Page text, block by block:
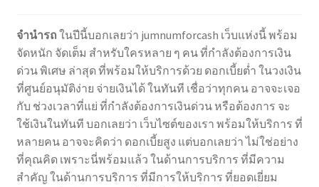
จำนำรถ ในปีนี้บอกเลยว่า jumnumforcash เว็บแห่งนี้ พร้อม
จัดหนัก จัดเต็ม สำหรับใครหลาย ๆ คน ที่กำลังต้องการเงิน
ด่วน พิเศษ ล่าสุด ที่พร้อมให้บริการด้วย ดอกเบี้ยต่ำ ในวงเงิน
ที่ศูนย์อนุมัติง่าย จ่ายเงินได้ ในทันที เชื่อว่าทุกคน อาจจะเจอ
กับ ช่วงเวลาที่แย่ ที่กำลังต้องการเงินด่วน หรือต้องการ จะ
ใช้เงินในทันที บอกเลยว่า เว็บไซต์ของเรา พร้อมให้บริการ ที่
หลายคน อาจจะคิดว่า ดอกเบี้ยสูง แต่บอกเลยว่า ไม่ใช่อย่าง
ที่คุณคิด เพราะนี่พร้อมแล้ว ในด้านการบริการ ที่มีความ
สำคัญ ในด้านการบริการ ที่มีการให้บริการ ที่ยอดเยี่ยม